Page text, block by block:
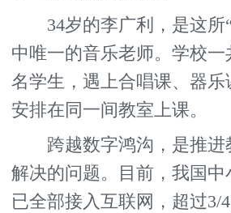
34岁的李广利，是这所“
中唯一的音乐老师。学校一
名学生，遇上合唱课、器
安排在同一间教室上课。
跨越数字鸿沟，是推进
解决的问题。目前，我国
已全部接入互联网，超过3/